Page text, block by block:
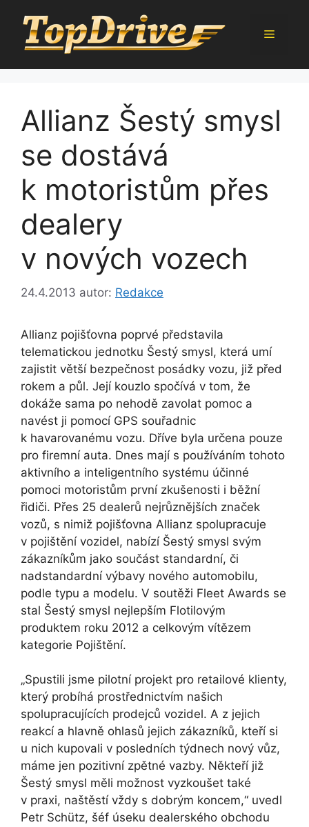
obsah
Menu
Allianz Šestý smysl
se dostává
k motoristům přes
dealery
v nových vozech
24.4.2013 autor: Redakce
Allianz pojišťovna poprvé představila
telematickou jednotku Šestý smysl, která umí
zajistit větší bezpečnost posádky vozu, již před
rokem a půl. Její kouzlo spočívá v tom, že
dokáže sama po nehodě zavolat pomoc a
navést ji pomocí GPS souřadnic
k havarovanému vozu. Dříve byla určena pouze
pro firemní auta. Dnes mají s používáním tohoto
aktivního a inteligentního systému účinné
pomoci motoristům první zkušenosti i běžní
řidiči. Přes 25 dealerů nejrůznějších značek
vozů, s nimiž pojišťovna Allianz spolupracuje
v pojištění vozidel, nabízí Šestý smysl svým
zákazníkům jako součást standardní, či
nadstandardní výbavy nového automobilu,
podle typu a modelu. V soutěži Fleet Awards se
stal Šestý smysl nejlepším Flotilovým
produktem roku 2012 a celkovým vítězem
kategorie Pojištění.
„Spustili jsme pilotní projekt pro retailové klienty,
který probíhá prostřednictvím našich
spolupracujících prodejců vozidel. A z jejich
reakcí a hlavně ohlasů jejich zákazníků, kteří si
u nich kupovali v posledních týdnech nový vůz,
máme jen pozitivní zpětné vazby. Někteří již
Šestý smysl měli možnost vyzkoušet také
v praxi, naštěstí vždy s dobrým koncem,“ uvedl
Petr Schütz, šéf úseku dealerského obchodu